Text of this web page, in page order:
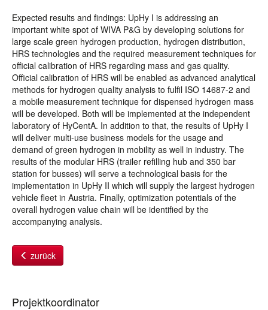
Expected results and findings: UpHy I is addressing an
important white spot of WIVA P&G by developing solutions for
large scale green hydrogen production, hydrogen distribution,
HRS technologies and the required measurement techniques for
official calibration of HRS regarding mass and gas quality.
Official calibration of HRS will be enabled as advanced analytical
methods for hydrogen quality analysis to fulfil ISO 14687-2 and
a mobile measurement technique for dispensed hydrogen mass
will be developed. Both will be implemented at the independent
laboratory of HyCentA. In addition to that, the results of UpHy I
will deliver multi-use business models for the usage and
demand of green hydrogen in mobility as well in industry. The
results of the modular HRS (trailer refilling hub and 350 bar
station for busses) will serve a technological basis for the
implementation in UpHy II which will supply the largest hydrogen
vehicle fleet in Austria. Finally, optimization potentials of the
overall hydrogen value chain will be identified by the
accompanying analysis.
zurück
Projektkoordinator